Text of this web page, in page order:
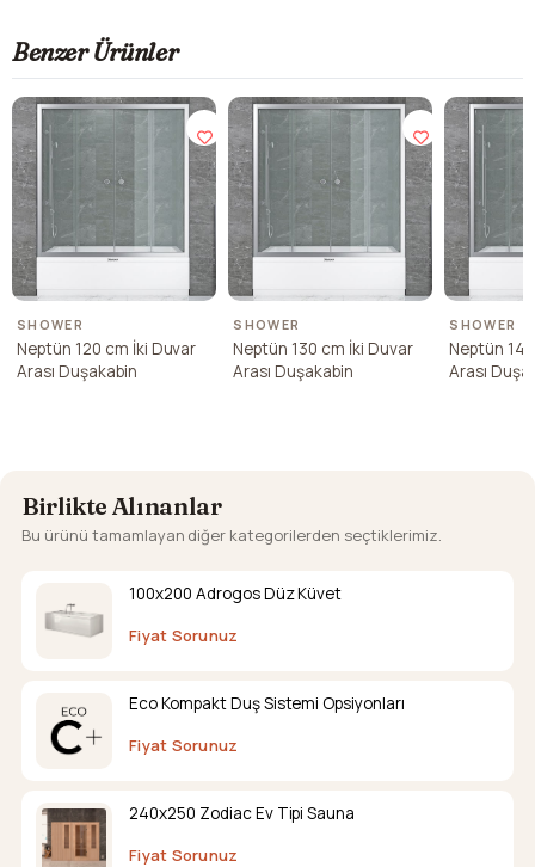
Benzer Ürünler
SHOWER
Neptün 120 cm İki Duvar
Arası Duşakabin
SHOWER
Neptün 130 cm İki Duvar
Arası Duşakabin
SHOWER
Neptün
Arası
Birlikte Alınanlar
Bu ürünü tamamlayan diğer kategorilerden seçtiklerimiz.
100x200 Adrogos Düz Küvet
Fiyat Sorunuz
Eco Kompakt Duş Sistemi Opsiyonları
Fiyat Sorunuz
240x250 Zodiac Ev Tipi Sauna
Fiyat Sorunuz